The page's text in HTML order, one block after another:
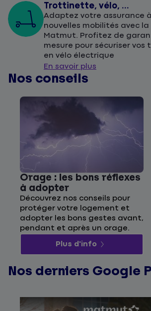
Trottinette, vélo, ...
Adaptez votre assurance
nouvelles mobilités avec la
Matmut. Profitez de
mesure pour sécuriser vos
en vélo électrique
En savoir plus
Nos conseils
Orage : les bons réflexes
à adopter
Découvrez nos conseils pour
protéger votre logement et
adopter les bons gestes avant,
pendant et après un orage.
Plus d'info
Nos derniers Google